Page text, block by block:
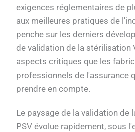
exigences réglementaires de
aux meilleures pratiques de
penche sur les derniers
de validation de la stérilisation
aspects critiques que les
professionnels de l'assurance
prendre en compte.
Le paysage de la validation de
PSV évolue rapidement, sous